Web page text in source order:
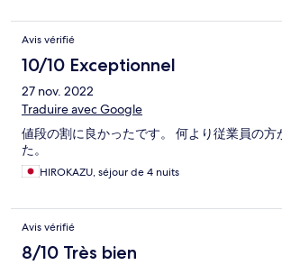
Avis vérifié
10/10 Exceptionnel
27 nov. 2022
Traduire avec Google
値段の割に良かったです。 何より従業員の方
た。
HIROKAZU, séjour de 4 nuits
Avis vérifié
8/10 Très bien